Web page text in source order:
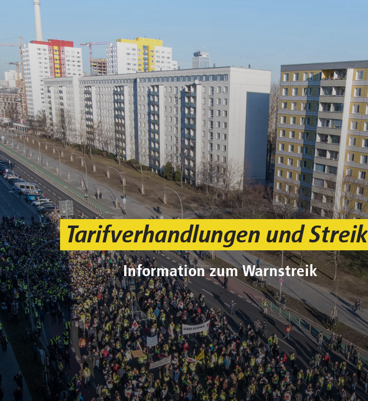
Tarifverhandlungen und Streik
Information zum Warnstreik